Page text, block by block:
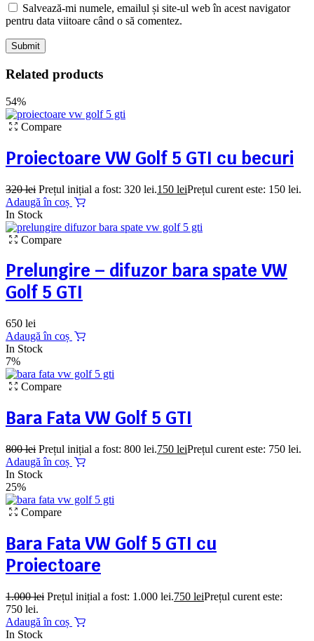
Salvează-mi numele, emailul și site-ul web în acest navigator
pentru data viitoare când o să comentez.
Related products
54%
Compare
Proiectoare VW Golf 5 GTI cu becuri
320lei Prețul inițial a fost: 320 lei.150 leiPrețul curent este: 150 lei.
Adaugă în coș
In Stock
Compare
Prelungire – difuzor bara spate VW
Golf 5 GTI
650 lei
Adaugă în coș
In Stock
7%
Compare
Bara Fata VW Golf 5 GTI
800lei Prețul inițial a fost: 800 lei.750 leiPrețul curent este: 750 lei.
Adaugă în coș
In Stock
25%
Compare
Bara Fata VW Golf 5 GTI cu
Proiectoare
1.000lei Prețul inițial a fost: 1.000 lei.750 leiPrețul curent este:
750 lei.
Adaugă în coș
In Stock